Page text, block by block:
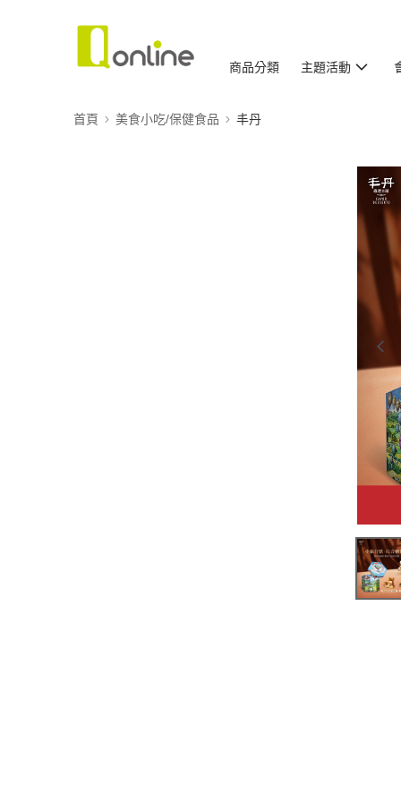
商品分類 主題活動
首頁 美食小吃/保健食品 丰丹